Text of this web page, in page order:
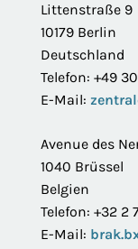
Littenstraße 9
10179 Berlin
Deutschland
Telefon: +49
E-Mail:
Avenue des
1040 Brüssel
Belgien
Telefon: +32 2
E-Mail: